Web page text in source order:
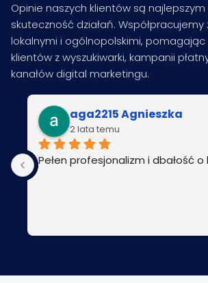
Opinie naszych klientów są
skuteczność działań. Współpracujemy
lokalnymi i ogólnopolskimi,
klientów z wyszukiwarki, kampanii
kanałów digital marketingu.
aga2215 Agnieszka
2 lata temu
Pełen profesjonalizm i dbałość